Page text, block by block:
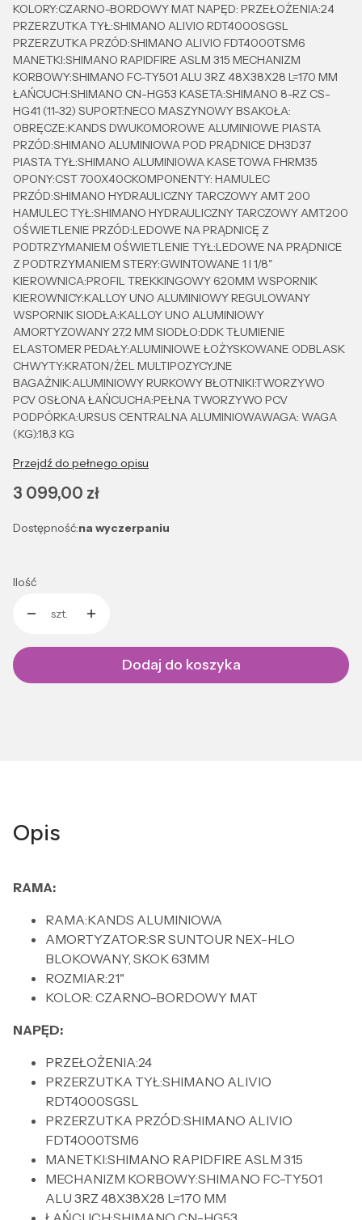
KOLORY:CZARNO-BORDOWY MAT NAPĘD: PRZEŁOŻENIA:24
PRZERZUTKA TYŁ:SHIMANO ALIVIO RDT4000SGSL
PRZERZUTKA PRZÓD:SHIMANO ALIVIO FDT4000TSM6
MANETKI:SHIMANO RAPIDFIRE ASLM 315 MECHANIZM
KORBOWY:SHIMANO FC-TY501 ALU 3RZ 48X38X28 L=170 MM
ŁAŃCUCH:SHIMANO CN-HG53 KASETA:SHIMANO 8-RZ CS-
HG41 (11-32) SUPORT:NECO MASZYNOWY BSAKOŁA:
OBRĘCZE:KANDS DWUKOMOROWE ALUMINIOWE PIASTA
PRZÓD:SHIMANO ALUMINIOWA POD PRĄDNICE DH3D37
PIASTA TYŁ:SHIMANO ALUMINIOWA KASETOWA FHRM35
OPONY:CST 700X40CKOMPONENTY: HAMULEC
PRZÓD:SHIMANO HYDRAULICZNY TARCZOWY AMT 200
HAMULEC TYŁ:SHIMANO HYDRAULICZNY TARCZOWY AMT200
OŚWIETLENIE PRZÓD:LEDOWE NA PRĄDNICĘ Z
PODTRZYMANIEM OŚWIETLENIE TYŁ:LEDOWE NA PRĄDNICE
Z PODTRZYMANIEM STERY:GWINTOWANE 1 I 1/8"
KIEROWNICA:PROFIL TREKKINGOWY 620MM WSPORNIK
KIEROWNICY:KALLOY UNO ALUMINIOWY REGULOWANY
WSPORNIK SIODŁA:KALLOY UNO ALUMINIOWY
AMORTYZOWANY 27,2 MM SIODŁO:DDK TŁUMIENIE
ELASTOMER PEDAŁY:ALUMINIOWE ŁOŻYSKOWANE ODBLASK
CHWYTY:KRATON/ŻEL MULTIPOZYCYJNE
BAGAŻNIK:ALUMINIOWY RURKOWY BŁOTNIKI:TWORZYWO
PCV OSŁONA ŁAŃCUCHA:PEŁNA TWORZYWO PCV
PODPÓRKA:URSUS CENTRALNA ALUMINIOWAWAGA: WAGA
(KG):18,3 KG
Przejdź do pełnego opisu
Cena
3 099,00 zł
Dostępność:na wyczerpaniu
Ilość
szt.
Dodaj do koszyka
Opis
RAMA:
RAMA:KANDS ALUMINIOWA
AMORTYZATOR:SR SUNTOUR NEX-HLO
BLOKOWANY, SKOK 63MM
ROZMIAR:21"
KOLOR: CZARNO-BORDOWY MAT
NAPĘD:
PRZEŁOŻENIA:24
PRZERZUTKA TYŁ:SHIMANO ALIVIO
RDT4000SGSL
PRZERZUTKA PRZÓD:SHIMANO ALIVIO
FDT4000TSM6
MANETKI:SHIMANO RAPIDFIRE ASLM 315
MECHANIZM KORBOWY:SHIMANO FC-TY501
ALU 3RZ 48X38X28 L=170 MM